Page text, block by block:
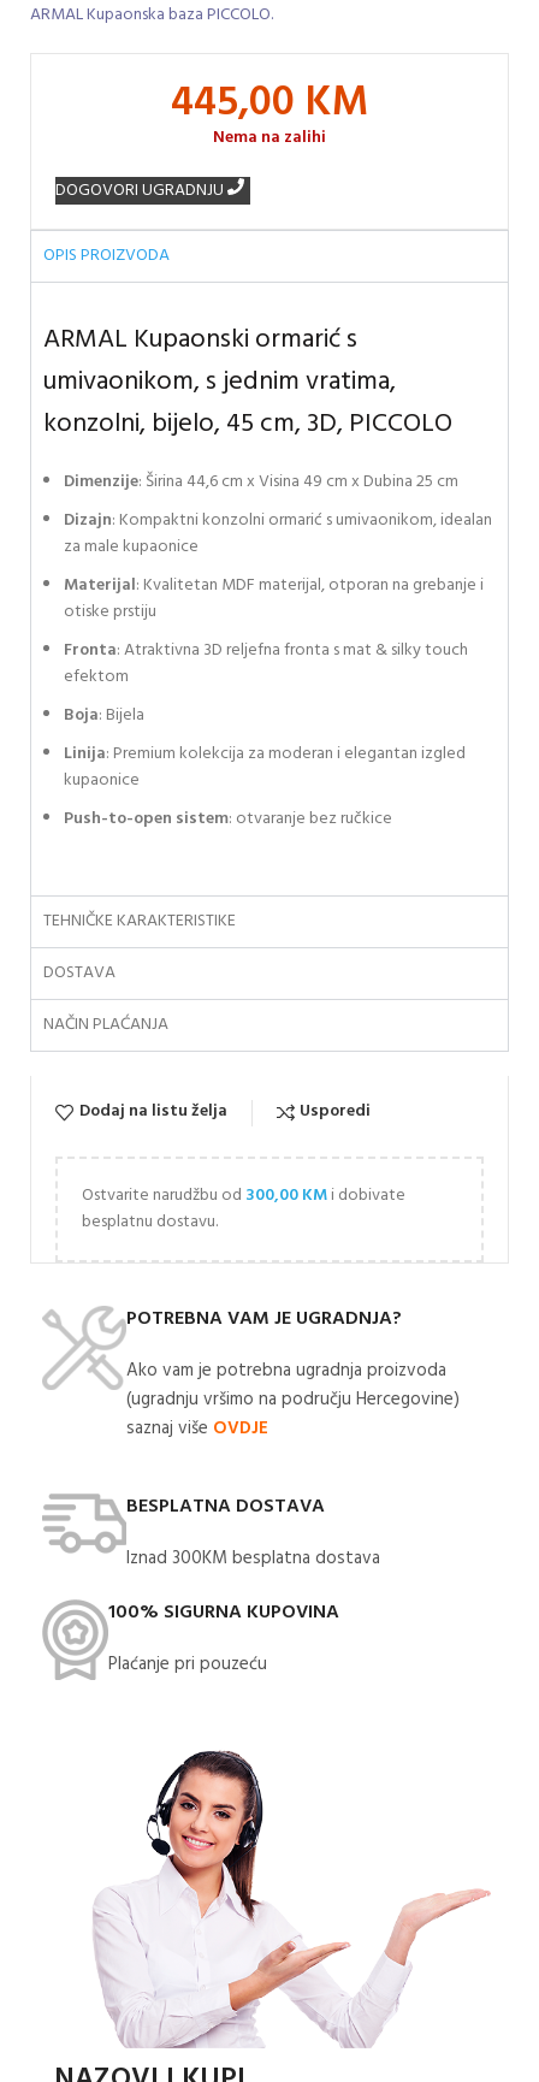
ARMAL Kupaonska baza PICCOLO.
445,00 KM
Nema na zalihi
DOGOVORI UGRADNJU
OPIS PROIZVODA
ARMAL Kupaonski ormarić s
umivaonikom, s jednim vratima,
konzolni, bijelo, 45 cm, 3D, PICCOLO
Dimenzije: Širina 44,6 cm x Visina 49 cm x Dubina 25 cm
Dizajn: Kompaktni konzolni ormarić s umivaonikom, idealan
za male kupaonice
Materijal: Kvalitetan MDF materijal, otporan na grebanje i
otiske prstiju
Fronta: Atraktivna 3D reljefna fronta s mat & silky touch
efektom
Boja: Bijela
Linija: Premium kolekcija za moderan i elegantan izgled
kupaonice
Push-to-open sistem: otvaranje bez ručkice
TEHNIČKE KARAKTERISTIKE
DOSTAVA
NAČIN PLAĆANJA
Dodaj na listu želja Usporedi
Ostvarite narudžbu od 300,00KMi dobivate
besplatnu dostavu.
POTREBNA VAM JE UGRADNJA?
Ako vam je potrebna ugradnja proizvoda
(ugradnju vršimo na području Hercegovine)
saznaj više OVDJE
BESPLATNA DOSTAVA
Iznad 300KM besplatna dostava​
100% SIGURNA KUPOVINA
Plaćanje pri pouzeću